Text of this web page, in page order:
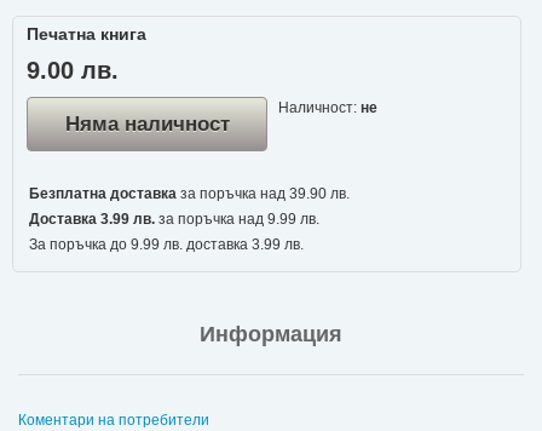
Печатна книга
9.00 лв.
Няма наличност
Наличност: не
Безплатна доставказа поръчка над 39.90 лв.
Доставка 3.99 лв.за поръчка над 9.99 лв.
За поръчка до 9.99 лв. доставка 3.99 лв.
Информация
Коментари на потребители